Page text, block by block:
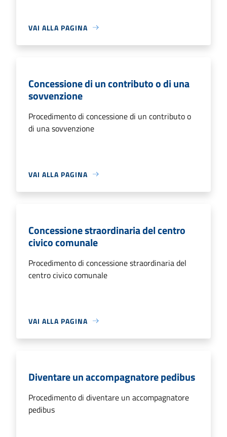
VAI ALLA PAGINA
Concessione di un contributo o di una
sovvenzione
Procedimento di concessione di un contributo o
di una sovvenzione
VAI ALLA PAGINA
Concessione straordinaria del centro
civico comunale
Procedimento di concessione straordinaria del
centro civico comunale
VAI ALLA PAGINA
Diventare un accompagnatore pedibus
Procedimento di diventare un accompagnatore
pedibus